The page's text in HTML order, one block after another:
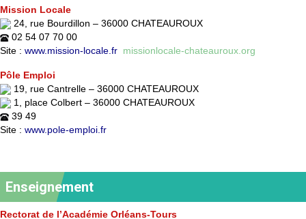
Mission Locale
24, rue Bourdillon – 36000 CHATEAUROUX
02 54 07 70 00
Site : www.mission-locale.fr missionlocale-chateauroux.org
Pôle Emploi
19, rue Cantrelle – 36000 CHATEAUROUX
1, place Colbert – 36000 CHATEAUROUX
39 49
Site : www.pole-emploi.fr
Enseignement
Rectorat de l’Académie Orléans-Tours